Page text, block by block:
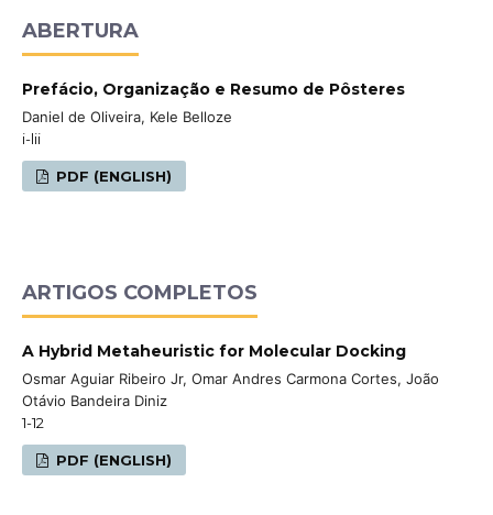
ABERTURA
Prefácio, Organização e Resumo de Pôsteres
Daniel de Oliveira, Kele Belloze
i-lii
PDF (ENGLISH)
ARTIGOS COMPLETOS
A Hybrid Metaheuristic for Molecular Docking
Osmar Aguiar Ribeiro Jr, Omar Andres Carmona Cortes, João
Otávio Bandeira Diniz
1-12
PDF (ENGLISH)